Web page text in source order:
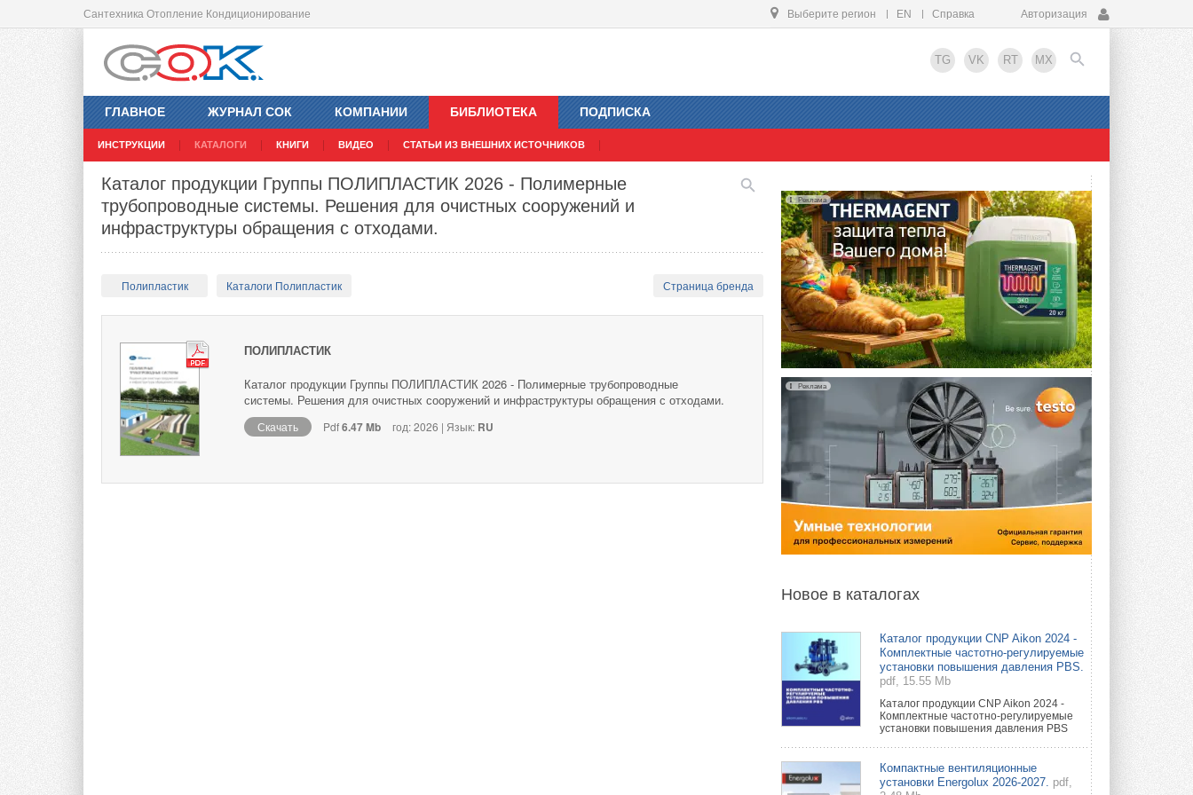
Сантехника Отопление Кондиционирование Выберите регион EN Справка Авторизация
TG VK RT MX
ГЛАВНОЕ ЖУРНАЛ СОК КОМПАНИИ БИБЛИОТЕКА
ИНСТРУКЦИИ КАТАЛОГИ КНИГИ ВИДЕО СТАТЬИ ИЗ ВНЕШНИХ ИСТОЧНИКОВ
ПОДПИСКА
EN
Каталог продукции Группы ПОЛИПЛАСТИК 2026 - Полимерные
трубопроводные системы. Решения для очистных сооружений и
инфраструктуры обращения с отходами.
Полипластик Каталоги Полипластик Страница бренда
ПОЛИПЛАСТИК
Каталог продукции Группы ПОЛИПЛАСТИК 2026 - Полимерные трубопроводные
системы. Решения для очистных сооружений и инфраструктуры обращения с отходами.
Скачать Pdf6.47 Mb год: 2026 | Язык: RU
Реклама
Реклама
Новое в каталогах
Каталог продукции CNP Aikon 2024 -
Комплектные частотно-регулируемые
установки повышения давления PBS.
pdf, 15.55 Mb
Каталог продукции CNP Aikon 2024 -
Комплектные частотно-регулируемые
установки повышения давления PBS
Компактные вентиляционные
установки Energolux 2026-2027. pdf,